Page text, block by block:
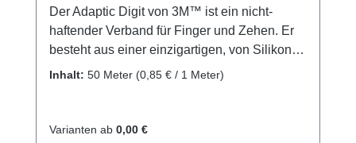
Der Adaptic Digit von 3M™ ist ein nicht-
haftender Verband für Finger und Zehen. Er
besteht aus einer einzigartigen, von Silikon
ummantelten Kontaktschicht, die nicht an der
Anwendung an Fingern und Zehen konzipiert
Inhalt: 50 Meter (0,85 € / 1 Meter)
Varianten ab 0,00 €